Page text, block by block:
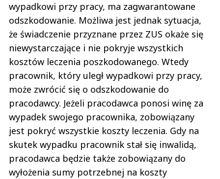
wypadkowi przy pracy, ma zagwarantowane
odszkodowanie. Możliwa jest jednak sytuacja,
że świadczenie przyznane przez ZUS okaże się
niewystarczające i nie pokryje wszystkich
kosztów leczenia poszkodowanego. Wtedy
pracownik, który uległ wypadkowi przy pracy,
może zwrócić się o odszkodowanie do
pracodawcy. Jeżeli pracodawca ponosi winę za
wypadek swojego pracownika, zobowiązany
jest pokryć wszystkie koszty leczenia. Gdy na
skutek wypadku pracownik stał się inwalidą,
pracodawca będzie także zobowiązany do
wyłożenia sumy potrzebnej na koszty